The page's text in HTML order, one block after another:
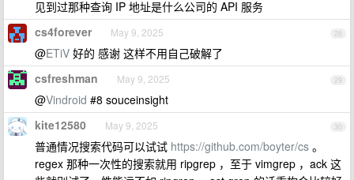
见到过那种查询 IP 地址是什么公司的 API 服务
28
cs4forever May 9, 2025
@ETiV 好的 感谢 这样不用自己破解了
29
csfreshman May 9, 2025
@Vindroid #8 souceinsight
30
kite12580 May 9, 2025
普通情况搜索代码可以试试 https://github.com/boyter/cs 。
regex 那种一次性的搜索就用 ripgrep ，至于 vimgrep ，ack 这